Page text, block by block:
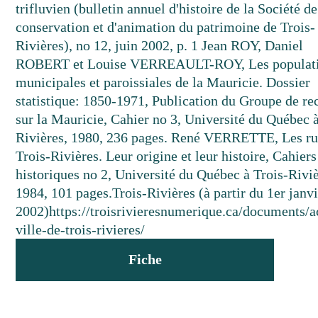
trifluvien (bulletin annuel d'histoire de la Société de
conservation et d'animation du patrimoine de Trois-
Rivières), no 12, juin 2002, p. 1 Jean ROY, Daniel
ROBERT et Louise VERREAULT-ROY, Les
municipales et paroissiales de la Mauricie. Dossier
statistique: 1850-1971, Publication du Groupe de
sur la Mauricie, Cahier no 3, Université du Québec
Rivières, 1980, 236 pages. René VERRETTE, Les
Trois-Rivières. Leur origine et leur histoire, Cahiers
historiques no 2, Université du Québec à Trois-
1984, 101 pages.Trois-Rivières (à partir du 1er
2002)https://troisrivieresnumerique.ca/documents/
ville-de-trois-rivieres/
Fiche